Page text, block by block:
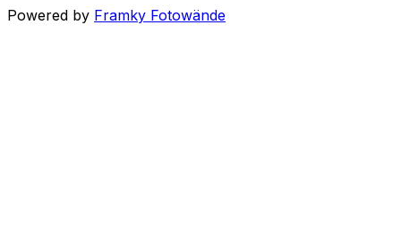
Powered by Framky Fotowände